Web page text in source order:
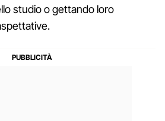
studio o gettando loro